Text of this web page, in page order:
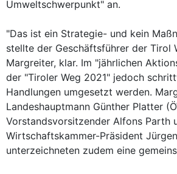
Umweltschwerpunkt" an.
"Das ist ein Strategie- und kein
stellte der Geschäftsführer der Tirol
Margreiter, klar. Im "jährlichen
der "Tiroler Weg 2021" jedoch
Handlungen umgesetzt werden.
Landeshauptmann Günther Platter
Vorstandsvorsitzender Alfons Parth
Wirtschaftskammer-Präsident
unterzeichneten zudem eine